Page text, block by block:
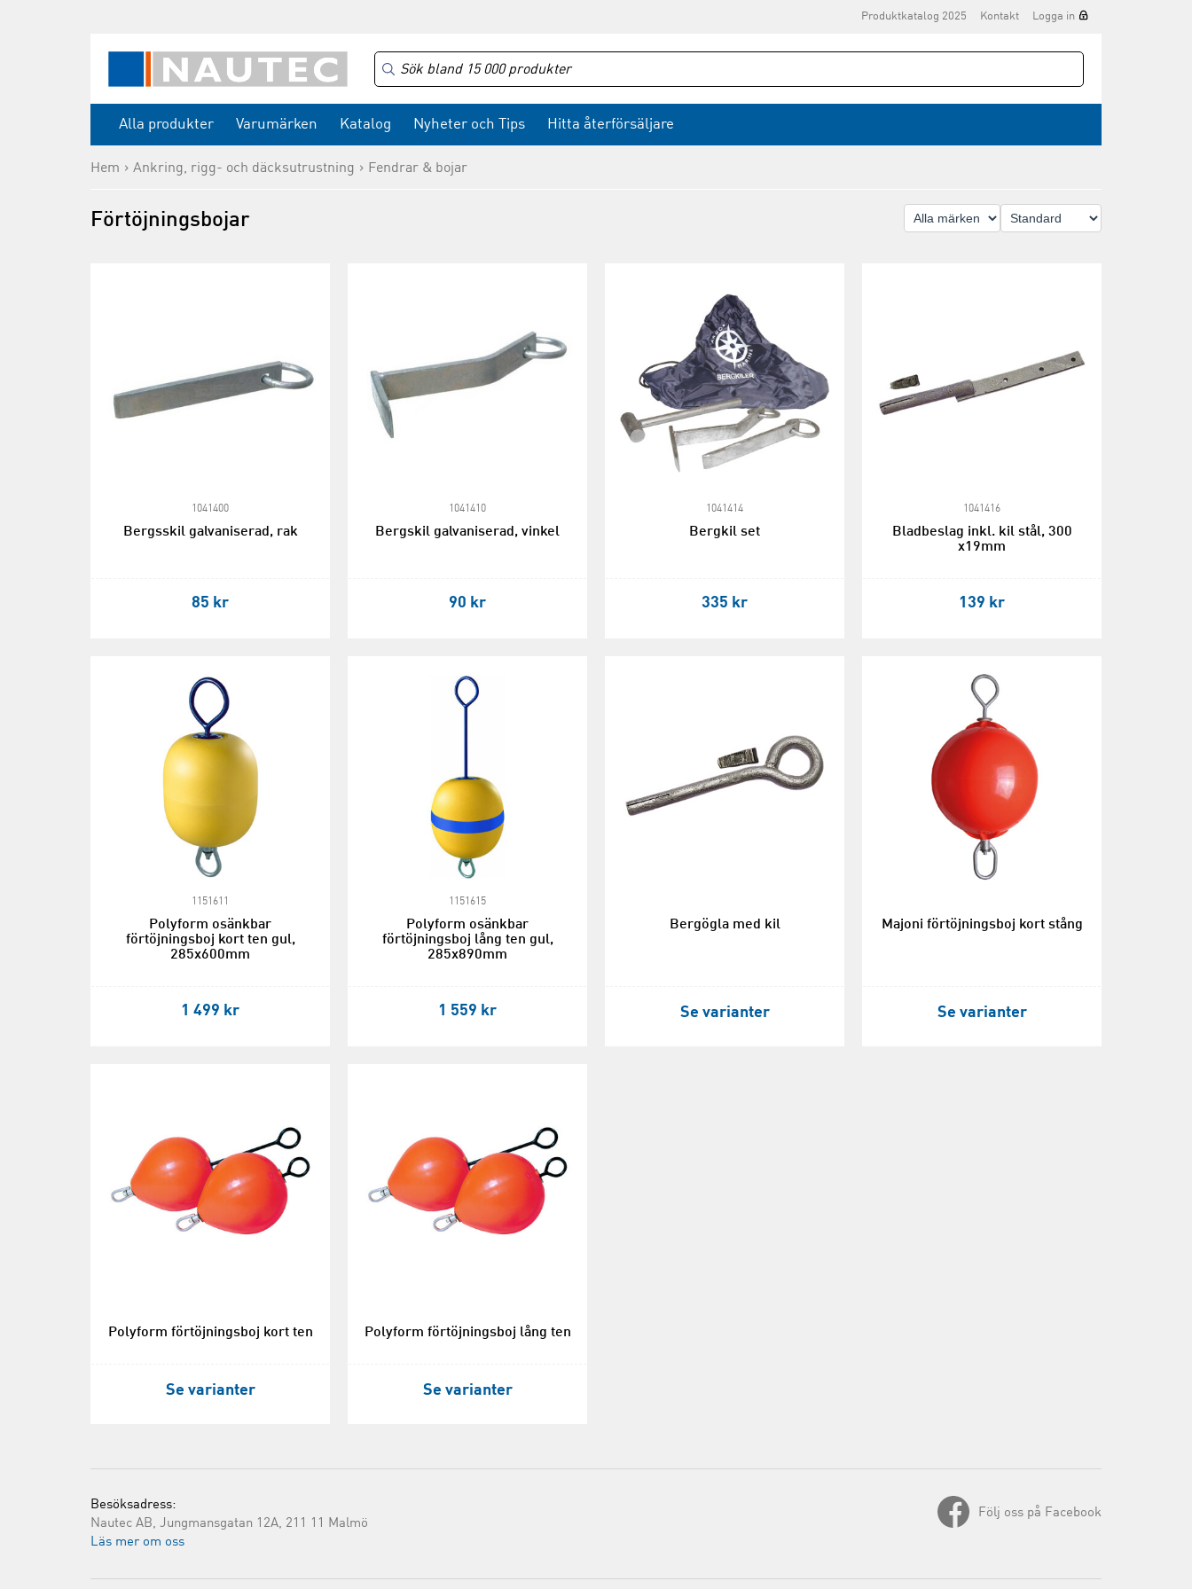
Produktkatalog 2025 Kontakt Logga in
Alla produkter Varumärken Katalog Nyheter och Tips Hitta återförsäljare
Hem Ankring, rigg- och däcksutrustning Fendrar & bojar
Förtöjningsbojar
1041400
Bergsskil galvaniserad, rak
85 kr
1041410
Bergskil galvaniserad, vinkel
90 kr
1041414
Bergkil set
335 kr
1041416
Bladbeslag inkl. kil stål, 300
x19mm
139 kr
1151611
Polyform osänkbar
förtöjningsboj kort ten gul,
285x600mm
1 499 kr
1151615
Polyform osänkbar
förtöjningsboj lång ten gul,
285x890mm
1 559 kr
Bergögla med kil
Se varianter
Majoni förtöjningsboj kort stång
Se varianter
Polyform förtöjningsboj kort ten
Se varianter
Polyform förtöjningsboj lång ten
Se varianter
Besöksadress:
Nautec AB, Jungmansgatan 12A, 211 11 Malmö
Läs mer om oss
Följ oss på Facebook